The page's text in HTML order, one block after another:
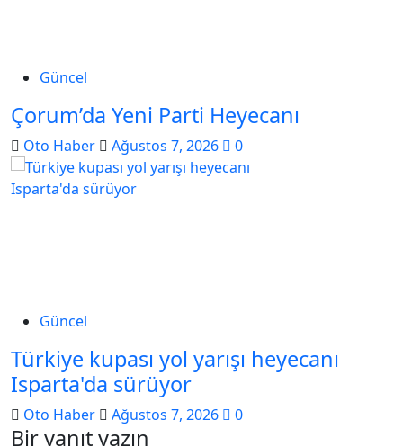
Güncel
Çorum’da Yeni Parti Heyecanı
Oto Haber Ağustos 7, 2026 0
Güncel
Türkiye kupası yol yarışı heyecanı
Isparta'da sürüyor
Oto Haber Ağustos 7, 2026 0
Bir yanıt yazın